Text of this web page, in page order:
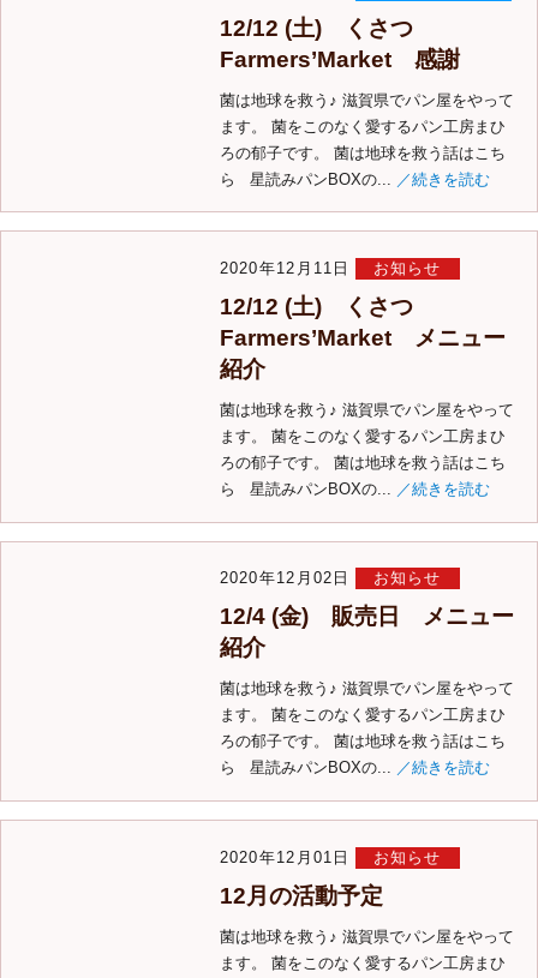
12/12 (土) くさつ
Farmers’Market 感謝
菌は地球を救う♪ 滋賀県でパン屋をやって
ます。 菌をこのなく愛するパン工房まひ
ろの郁子です。 菌は地球を救う話はこち
ら 星読みパンBOXの...
／続きを読む
2020年12月11日 お知らせ
12/12 (土) くさつ
Farmers’Market メニュー
紹介
菌は地球を救う♪ 滋賀県でパン屋をやって
ます。 菌をこのなく愛するパン工房まひ
ろの郁子です。 菌は地球を救う話はこち
ら 星読みパンBOXの...
／続きを読む
2020年12月02日 お知らせ
12/4 (金) 販売日 メニュー
紹介
菌は地球を救う♪ 滋賀県でパン屋をやって
ます。 菌をこのなく愛するパン工房まひ
ろの郁子です。 菌は地球を救う話はこち
ら 星読みパンBOXの... ／続きを読む
2020年12月01日 お知らせ
12月の活動予定
菌は地球を救う♪ 滋賀県でパン屋をやって
ます。 菌をこのなく愛するパン工房まひ